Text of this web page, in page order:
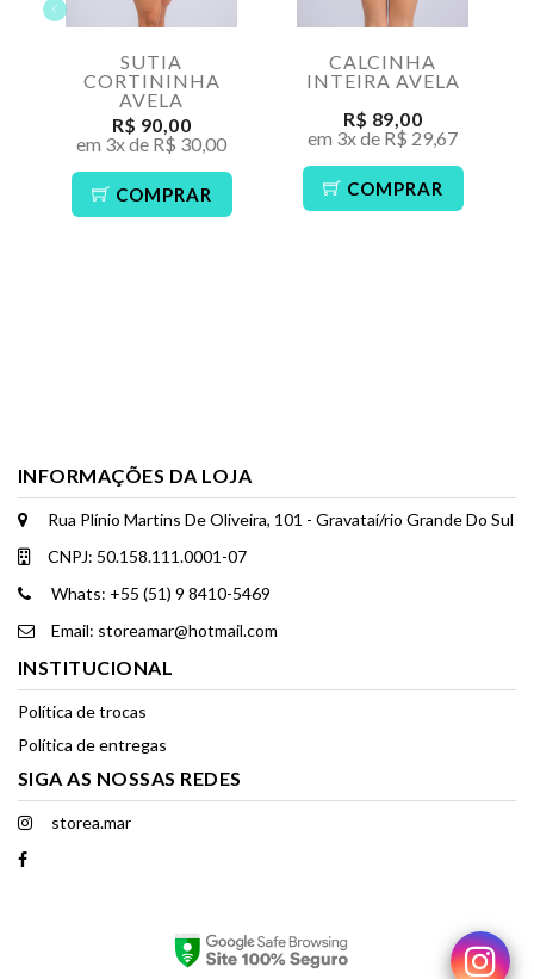
SUTIA
CORTININHA
AVELA
R$ 90,00
em 3x de R$ 30,00
COMPRAR
CALCINHA
INTEIRA AVELA
R$ 89,00
em 3x de R$ 29,67
COMPRAR
INFORMAÇÕES DA LOJA
Rua Plínio Martins De Oliveira, 101 - Gravataí/rio Grande Do Sul
CNPJ: 50.158.111.0001-07
Whats: +55 (51) 9 8410-5469
Email: storeamar@hotmail.com
INSTITUCIONAL
Política de trocas
Política de entregas
SIGA AS NOSSAS REDES
storea.mar